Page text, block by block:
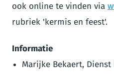
ook online te vinden via
rubriek 'kermis en feest'.
Informatie
Marijke Bekaert, Dienst